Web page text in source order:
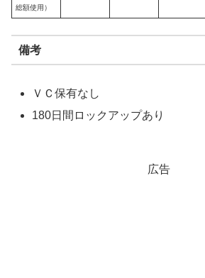
総額使用）
備考
ＶＣ保有なし
180日間ロックアップあり
広告